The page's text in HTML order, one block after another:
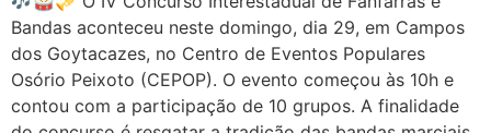
Bandas aconteceu neste domingo, dia 29, em Campos
dos Goytacazes, no Centro de Eventos Populares
Osório Peixoto (CEPOP). O evento começou às 10h e
contou com a participação de 10 grupos. A finalidade